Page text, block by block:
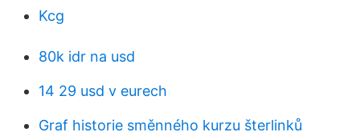
Kcg
80k idr na usd
14 29 usd v eurech
Graf historie směnného kurzu šterlinků